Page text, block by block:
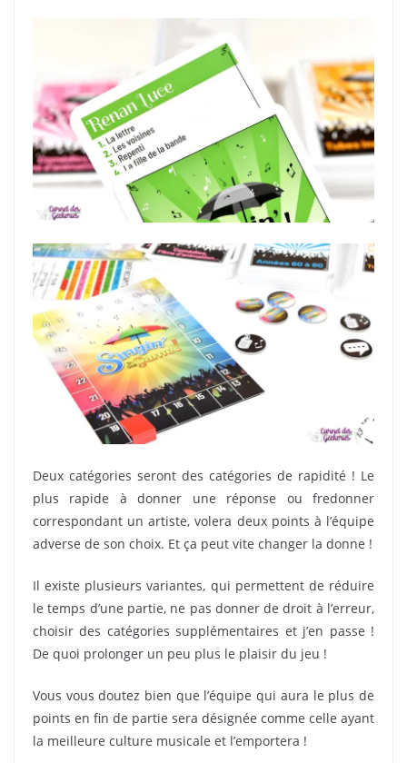
Deux catégories seront des catégories de rapidité ! Le
plus rapide à donner une réponse ou fredonner
correspondant un artiste, volera deux points à l’équipe
adverse de son choix. Et ça peut vite changer la donne !
Il existe plusieurs variantes, qui permettent de réduire
le temps d’une partie, ne pas donner de droit à l’erreur,
choisir des catégories supplémentaires et j’en passe !
De quoi prolonger un peu plus le plaisir du jeu !
Vous vous doutez bien que l’équipe qui aura le plus de
points en fin de partie sera désignée comme celle ayant
la meilleure culture musicale et l’emportera !